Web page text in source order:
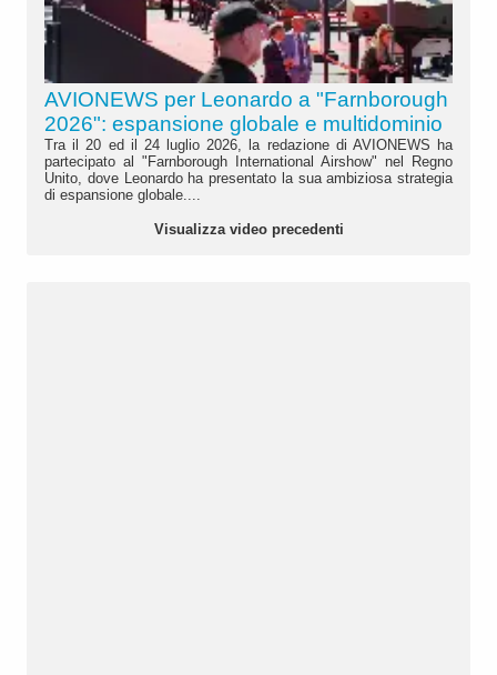
AVIONEWS per Leonardo a "Farnborough
2026": espansione globale e multidominio
Tra il 20 ed il 24 luglio 2026, la redazione di AVIONEWS ha
partecipato al "Farnborough International Airshow" nel Regno
Unito, dove Leonardo ha presentato la sua ambiziosa strategia
di espansione globale....
Visualizza video precedenti